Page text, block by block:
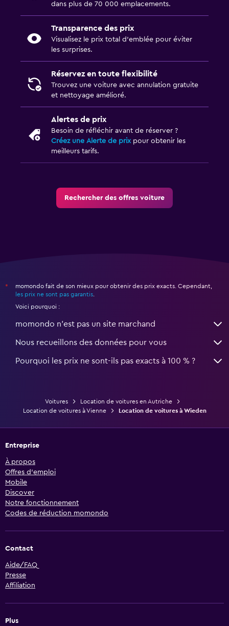
dans plus de 70 000 emplacements.
Transparence des prix
Visualisez le prix total d’emblée pour éviter
les surprises.
Réservez en toute flexibilité
Trouvez une voiture avec annulation gratuite
et nettoyage amélioré.
Alertes de prix
Besoin de réfléchir avant de réserver ?
Créez une Alerte de prixpour obtenir les
meilleurs tarifs.
Rechercher des offres voiture
*
momondo fait de son mieux pour obtenir des prix exacts. Cependant,
les prix ne sont pas garantis.
Voici pourquoi :
momondo n'est pas un site marchand
Nous recueillons des données pour vous
Pourquoi les prix ne sont-ils pas exacts à 100 % ?
Voitures
Location de voitures en Autriche
Location de voitures à Vienne
Location de voitures à Wieden
Entreprise
À propos
Offres d’emploi
Mobile
Discover
Notre fonctionnement
Codes de réduction momondo
Contact
Aide/FAQ
Presse
Affiliation
Plus